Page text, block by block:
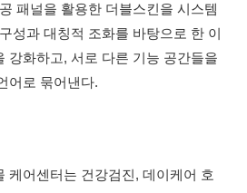
패널을 활용한 더블스킨을 시스템
성과 대칭적 조화를 바탕으로 한 이
강화하고, 서로 다른 기능 공간들을
어로 묶어낸다.
케어센터는 건강검진, 데이케어 호